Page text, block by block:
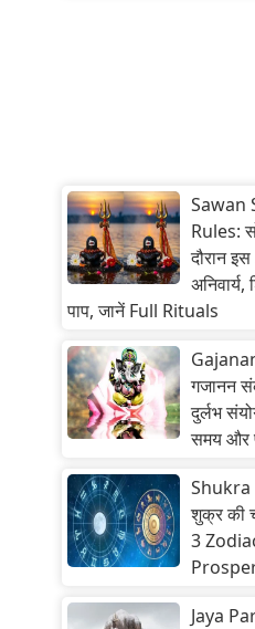
Sawan
Rules:
दौरान
पाप, जानें Full Rituals
गजानन
दुर्लभ
समय और
Shukra
शुक्र की
3
Jaya